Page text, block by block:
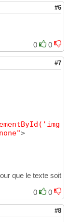
#6
0
0
#7
>
que le texte soit
0
0
#8